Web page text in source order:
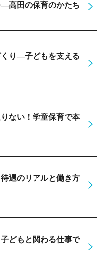
高田の保育のかたち
り―子どもを支える
ない！学童保育で本
遇のリアルと働き方
どもと関わる仕事で